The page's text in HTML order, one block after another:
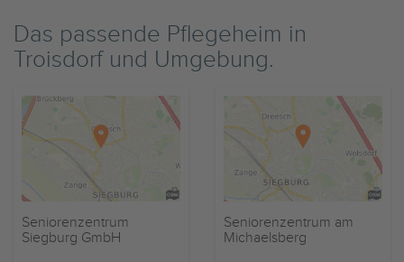
Das passende Pflegeheim in
Troisdorf und Umgebung.
Seniorenzentrum
Siegburg GmbH
Seniorenzentrum am
Michaelsberg